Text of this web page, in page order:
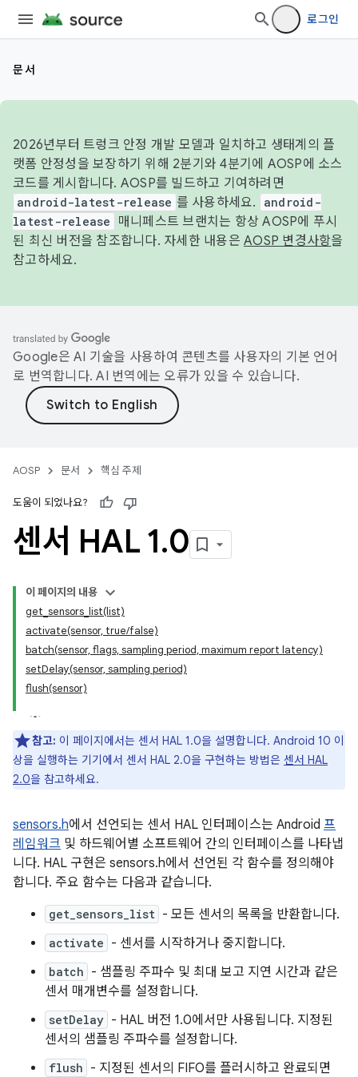
로그인
문서
2026년부터 트렁크 안정 개발 모델과 일치하고 생태계의 플
랫폼 안정성을 보장하기 위해 2분기와 4분기에 AOSP에 소스
코드를 게시합니다. AOSP를 빌드하고 기여하려면
android-latest-release 를 사용하세요.
android-
latest-release
매니페스트 브랜치는 항상 AOSP에 푸시
된 최신 버전을 참조합니다. 자세한 내용은 AOSP 변경사항을
참고하세요.
Google은 AI 기술을 사용하여 콘텐츠를 사용자의 기본 언어
로 번역합니다. AI 번역에는 오류가 있을 수 있습니다.
AOSP 문서 핵심 주제
도움이 되었나요?
센서 HAL 1.0
이 페이지의 내용
get_sensors_list(list)
activate(sensor, true/false)
batch(sensor, flags, sampling period, maximum report latency)
setDelay(sensor, sampling period)
flush(sensor)
참고: 이 페이지에서는 센서 HAL 1.0을 설명합니다. Android 10 이
상을 실행하는 기기에서 센서 HAL 2.0을 구현하는 방법은 센서 HAL
2.0을 참고하세요.
sensors.h에서 선언되는 센서 HAL 인터페이스는 Android 프
레임워크 및 하드웨어별 소프트웨어 간의 인터페이스를 나타냅
니다. HAL 구현은 sensors.h에서 선언된 각 함수를 정의해야
합니다. 주요 함수는 다음과 같습니다.
get_sensors_list - 모든 센서의 목록을 반환합니다.
activate - 센서를 시작하거나 중지합니다.
batch - 샘플링 주파수 및 최대 보고 지연 시간과 같은
센서 매개변수를 설정합니다.
setDelay - HAL 버전 1.0에서만 사용됩니다. 지정된
센서의 샘플링 주파수를 설정합니다.
flush - 지정된 센서의 FIFO를 플러시하고 완료되면